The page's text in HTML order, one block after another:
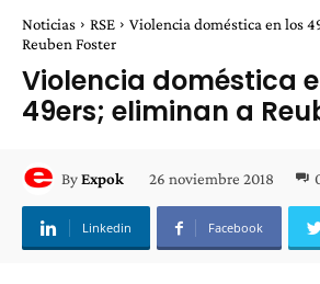
Noticias RSE
Violencia doméstica en los
Reuben Foster
Violencia doméstica
49ers; eliminan a
ByExpok 26 noviembre 2018
Linkedin Facebook